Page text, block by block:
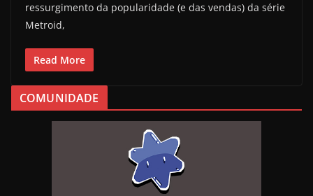
ressurgimento da popularidade (e das vendas) da série
Metroid,
Read More
COMUNIDADE